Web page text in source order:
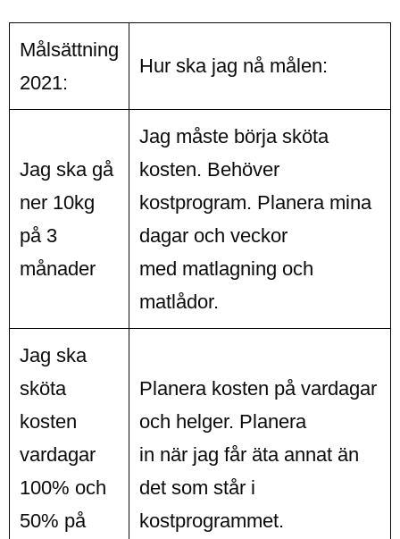
Målsättning
2021:
Hur ska jag nå målen:
Jag ska gå
ner 10kg
på 3
månader
Jag måste börja sköta
kosten. Behöver
kostprogram. Planera mina
dagar och veckor
med matlagning och
matlådor.
Jag ska
sköta
kosten
vardagar
100% och
50% på
Planera kosten på vardagar
och helger. Planera
in när jag får äta annat än
det som står i
kostprogrammet.